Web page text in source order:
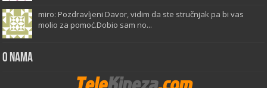
miro: Pozdravljeni Davor, vidim da ste stručnjak pa bi vas
molio za pomoć.Dobio sam no...
O Nama